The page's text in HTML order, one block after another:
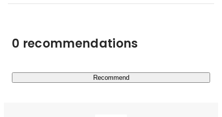
昨今のAI活用やDXといったニーズの高まりを受け、足元
・IR開示支援
また、これからIPOする企業に対し、成長可能性資料の制
0 recommendations
Recommend